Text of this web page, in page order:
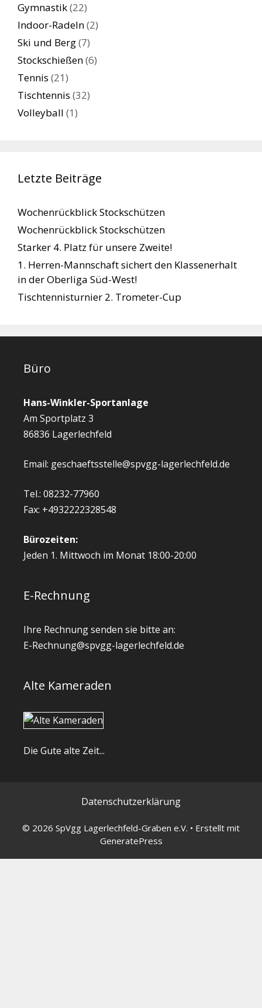
Gymnastik(22)
Indoor-Radeln(2)
Ski und Berg(7)
Stockschießen(6)
Tennis (21)
Tischtennis (32)
Volleyball (1)
Letzte Beiträge
Wochenrückblick Stockschützen
Wochenrückblick Stockschützen
Starker 4. Platz für unsere Zweite!
1. Herren-Mannschaft sichert den Klassenerhalt
in der Oberliga Süd-West!
Tischtennisturnier 2. Trometer-Cup
Büro
Hans-Winkler-Sportanlage
Am Sportplatz 3
86836 Lagerlechfeld
Email: geschaeftsstelle@spvgg-lagerlechfeld.de
Tel.: 08232-77960
Fax: +4932222328548
Bürozeiten:
Jeden 1. Mittwoch im Monat 18:00-20:00
E-Rechnung
Ihre Rechnung senden sie bitte an:
E-Rechnung@spvgg-lagerlechfeld.de
Alte Kameraden
Die Gute alte Zeit...
Datenschutzerklärung
© 2026 SpVgg Lagerlechfeld-Graben e.V. • Erstellt mit
GeneratePress